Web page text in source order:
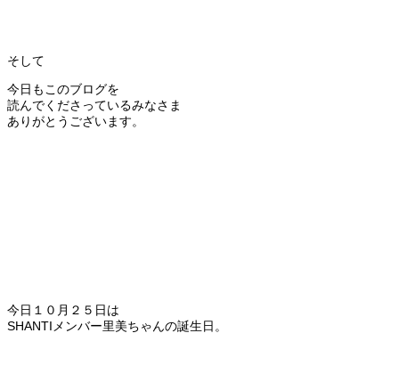
そして
今日もこのブログを
読んでくださっているみなさま
ありがとうございます。
今日１０月２５日は
SHANTIメンバー里美ちゃんの誕生日。